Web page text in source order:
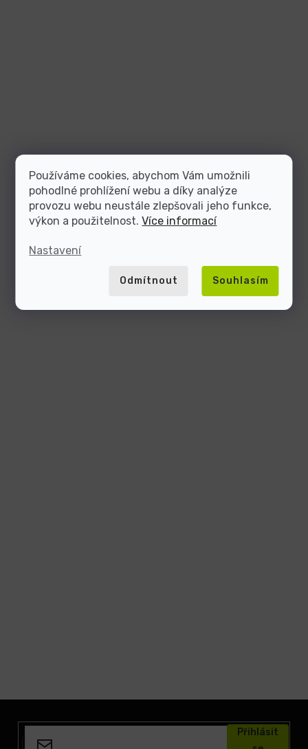
Používáme cookies, abychom Vám umožnili
pohodlné prohlížení webu a díky analýze
provozu webu neustále zlepšovali jeho funkce,
výkon a použitelnost.Více informací
Nastavení
Odmítnout Souhlasím
Přihlásit